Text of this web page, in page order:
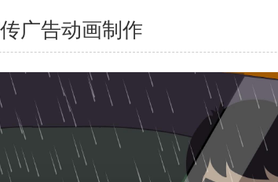
广告动画制作